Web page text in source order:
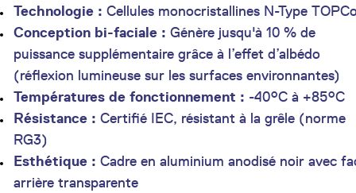
Technologie : Cellules monocristallines N-Type
Conception bi-faciale : Génère jusqu'à 10 % de
puissance supplémentaire grâce à l’effet d’albédo
(réflexion lumineuse sur les surfaces environnantes)
Températures de fonctionnement : -40°C à +85°C
Résistance : Certifié IEC, résistant à la grêle (norme
RG3)
Esthétique : Cadre en aluminium anodisé noir avec
arrière transparente